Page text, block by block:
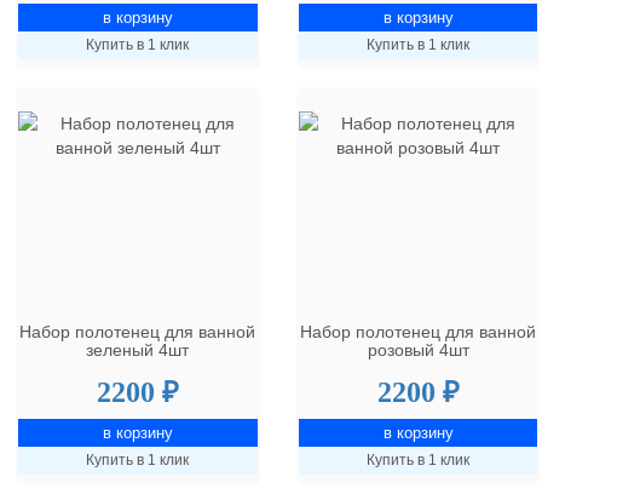
Купить в 1 клик Купить в 1 клик
Набор полотенец для ванной
зеленый 4шт
2200 ₽
Купить в 1 клик
Набор полотенец для ванной
розовый 4шт
2200 ₽
Купить в 1 клик